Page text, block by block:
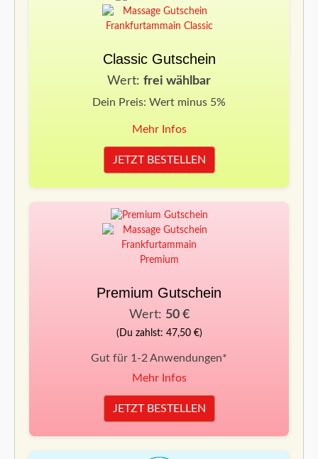
Classic Gutschein
Wert: frei wählbar
Dein Preis: Wert minus 5%
Mehr Infos
JETZT BESTELLEN
Premium Gutschein
Wert: 50 €
(Du zahlst: 47,50 €)
Gut für 1-2 Anwendungen*
Mehr Infos
JETZT BESTELLEN